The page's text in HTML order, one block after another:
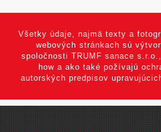
Všetky údaje, najmä texty a
webových stránkach sú
spoločnosti TRUMF sanace
how a ako také požívajú
autorských predpisov